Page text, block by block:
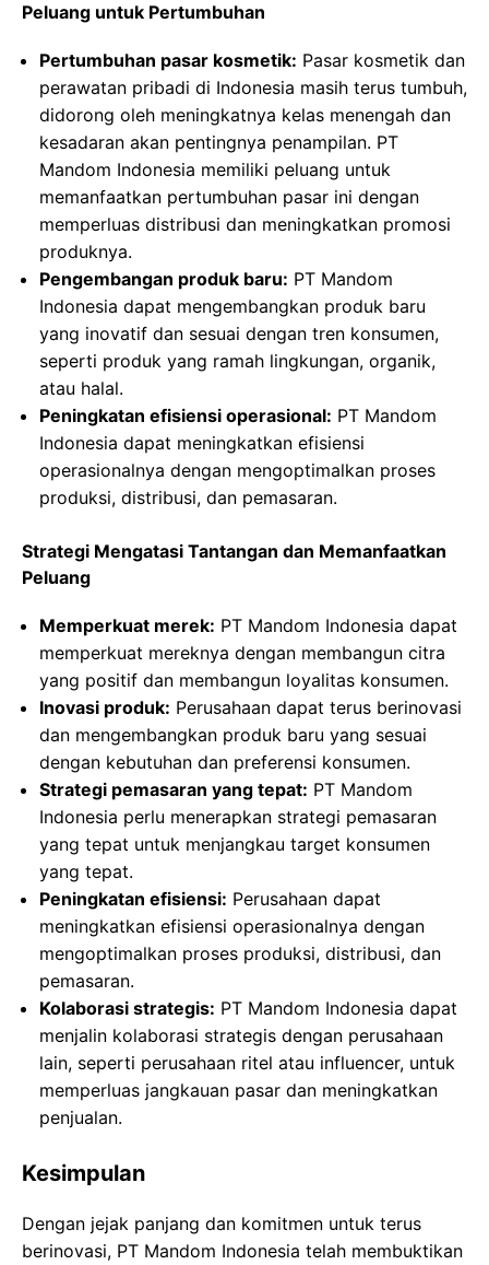
Peluang untuk Pertumbuhan
Pertumbuhan pasar kosmetik: Pasar kosmetik dan
perawatan pribadi di Indonesia masih terus tumbuh,
didorong oleh meningkatnya kelas menengah dan
kesadaran akan pentingnya penampilan. PT
Mandom Indonesia memiliki peluang untuk
memanfaatkan pertumbuhan pasar ini dengan
memperluas distribusi dan meningkatkan promosi
produknya.
Pengembangan produk baru: PT Mandom
Indonesia dapat mengembangkan produk baru
yang inovatif dan sesuai dengan tren konsumen,
seperti produk yang ramah lingkungan, organik,
atau halal.
Peningkatan efisiensi operasional: PT Mandom
Indonesia dapat meningkatkan efisiensi
operasionalnya dengan mengoptimalkan proses
produksi, distribusi, dan pemasaran.
Strategi Mengatasi Tantangan dan Memanfaatkan
Peluang
Memperkuat merek: PT Mandom Indonesia dapat
memperkuat mereknya dengan membangun citra
yang positif dan membangun loyalitas konsumen.
Inovasi produk: Perusahaan dapat terus berinovasi
dan mengembangkan produk baru yang sesuai
dengan kebutuhan dan preferensi konsumen.
Strategi pemasaran yang tepat: PT Mandom
Indonesia perlu menerapkan strategi pemasaran
yang tepat untuk menjangkau target konsumen
yang tepat.
Peningkatan efisiensi: Perusahaan dapat
meningkatkan efisiensi operasionalnya dengan
mengoptimalkan proses produksi, distribusi, dan
pemasaran.
Kolaborasi strategis: PT Mandom Indonesia dapat
menjalin kolaborasi strategis dengan perusahaan
lain, seperti perusahaan ritel atau influencer, untuk
memperluas jangkauan pasar dan meningkatkan
penjualan.
Kesimpulan
Dengan jejak panjang dan komitmen untuk terus
berinovasi, PT Mandom Indonesia telah membuktikan